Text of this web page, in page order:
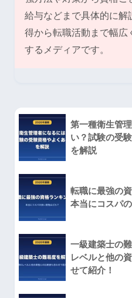
給与などまで具体的に解
得から転職活動まで幅広
するメディアです。
第一種衛生管
い？試験の受
を解説
転職に最強の
本当にコスパ
一級建築士の
レベルと他の
せて紹介！